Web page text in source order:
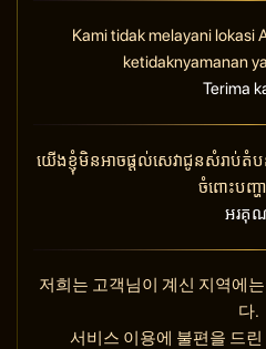
Kami tidak melayani lokasi
ketidaknyamanan
Terima
យើងខ្ញុំមិនអាចផ្តល់សេវាជូនសំរា
ចំពោះបញ្ហ
អរគុ
저희는 고객님이 계신 지역에
다.
서비스 이용에 불편을 드